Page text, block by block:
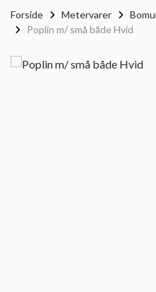
Forside Metervarer
Poplin m/ små både Hvid